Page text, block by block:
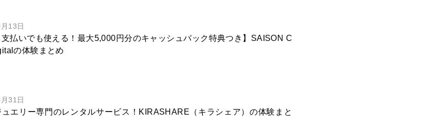
13日
払いでも使える！最大5,000円分のキャッシュバック特典つき】SAISON C
の体験まとめ
31日
エリー専門のレンタルサービス！KIRASHARE（キラシェア）の体験まと